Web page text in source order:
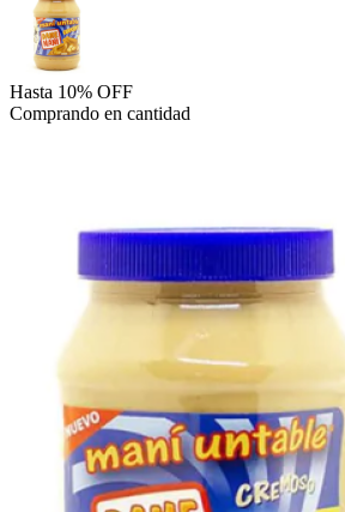
Hasta 10% OFF
Comprando en cantidad